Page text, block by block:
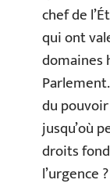
chef de
qui ont
domaines
du
jusqu’où
droits
l’urgence ?